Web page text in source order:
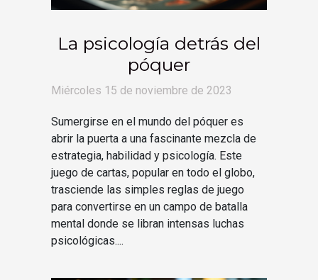
La psicología detrás del
póquer
Miércoles 15 de noviembre de 2023
Sumergirse en el mundo del póquer es
abrir la puerta a una fascinante mezcla de
estrategia, habilidad y psicología. Este
juego de cartas, popular en todo el globo,
trasciende las simples reglas de juego
para convertirse en un campo de batalla
mental donde se libran intensas luchas
psicológicas....